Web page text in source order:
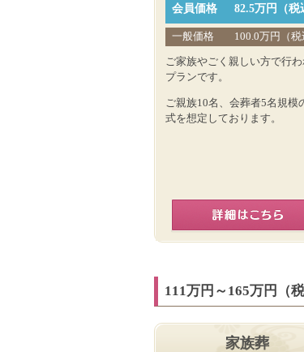
会員価格 82.5万円（税
一般価格 100.0万円（税
ご家族やごく親しい方で行わ
プランです。
ご親族10名、会葬者5名規模
式を想定しております。
111万円～165万円（税
家族葬